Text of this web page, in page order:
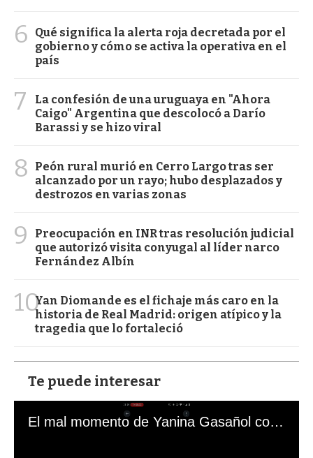
6
Qué significa la alerta roja decretada por el
gobierno y cómo se activa la operativa en el
país
7
La confesión de una uruguaya en "Ahora
Caigo" Argentina que descolocó a Darío
Barassi y se hizo viral
8
Peón rural murió en Cerro Largo tras ser
alcanzado por un rayo; hubo desplazados y
destrozos en varias zonas
9
Preocupación en INR tras resolución judicial
que autorizó visita conyugal al líder narco
Fernández Albín
10Yan Diomande es el fichaje más caro en la
historia de Real Madrid: origen atípico y la
tragedia que lo fortaleció
Te puede interesar
El mal momento de Yanina Gasañol con un hincha argentino en "Subrayado"